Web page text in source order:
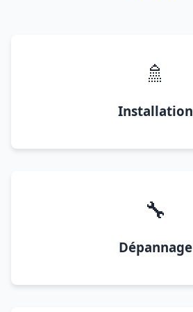
🚿
Installation
🔧
Dépannage